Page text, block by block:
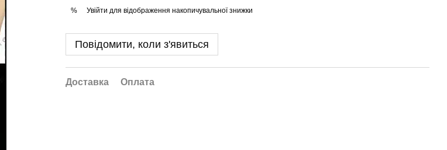
% Увійти для відображення накопичувальної знижки
Повідомити, коли з'явиться
Доставка Оплата